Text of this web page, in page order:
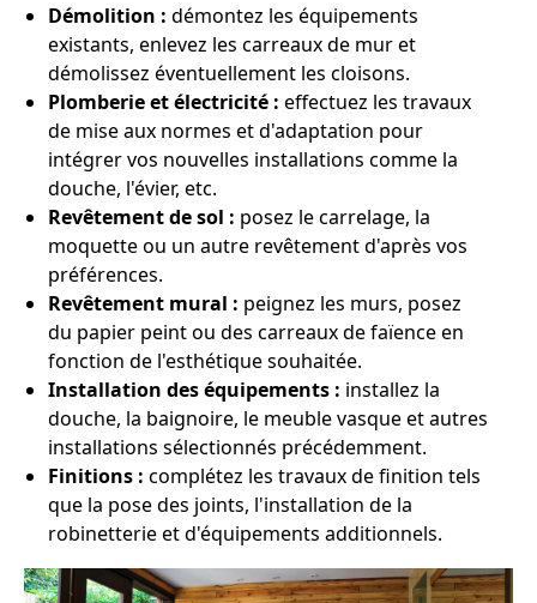
Démolition : démontez les équipements
existants, enlevez les carreaux de mur et
démolissez éventuellement les cloisons.
Plomberie et électricité : effectuez les travaux
de mise aux normes et d'adaptation pour
intégrer vos nouvelles installations comme la
douche, l'évier, etc.
Revêtement de sol : posez le carrelage, la
moquette ou un autre revêtement d'après vos
préférences.
Revêtement mural : peignez les murs, posez
du papier peint ou des carreaux de faïence en
fonction de l'esthétique souhaitée.
Installation des équipements : installez la
douche, la baignoire, le meuble vasque et autres
installations sélectionnés précédemment.
Finitions : complétez les travaux de finition tels
que la pose des joints, l'installation de la
robinetterie et d'équipements additionnels.